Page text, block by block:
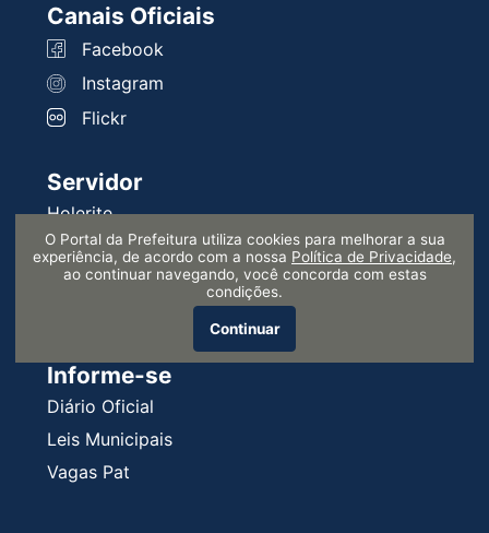
Canais Oficiais
Facebook
Instagram
Flickr
Servidor
Holerite
Intranet
Requisições
Informe-se
Diário Oficial
Leis Municipais
Vagas Pat
O Portal da Prefeitura utiliza cookies para melhorar a sua
experiência, de acordo com a nossa Política de Privacidade,
ao continuar navegando, você concorda com estas
condições.
Continuar